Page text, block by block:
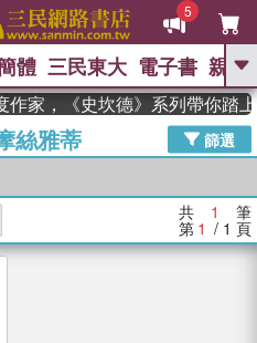
5
GO
： 東野圭吾 The Odyssey 、
節 、 如果歷史是一群喵 、 暑期
、 台灣的李登輝時代 、 數學女
黎曼猜想
偉大的迷走神經
體 三民東大 電子書 親子
家，《史坎德》系列帶你踏
絲雅蒂
篩選
共 1 筆
第 1 / 1 頁